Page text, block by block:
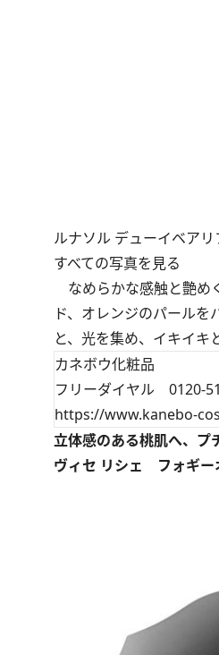
ルナソル デューイベア
すべての写真を見る
なめらかな感触と艶め
ド、オレンジのパール
と、光を集め、イキイキ
カネボウ化粧品
フリーダイヤル 0120-
https://www.kanebo-
立体感のある桃肌へ、プ
ヴィセ リシェ フォギー